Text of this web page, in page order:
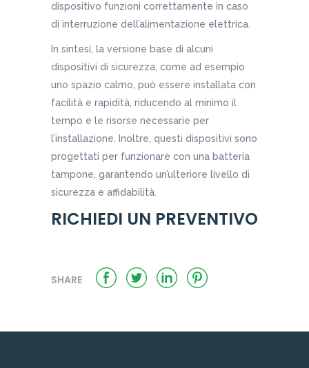
dispositivo funzioni correttamente in caso
di interruzione dell’alimentazione elettrica.
In sintesi, la versione base di alcuni
dispositivi di sicurezza, come ad esempio
uno spazio calmo, può essere installata con
facilità e rapidità, riducendo al minimo il
tempo e le risorse necessarie per
l’installazione. Inoltre, questi dispositivi sono
progettati per funzionare con una batteria
tampone, garantendo un’ulteriore livello di
sicurezza e affidabilità.
RICHIEDI UN PREVENTIVO
SHARE